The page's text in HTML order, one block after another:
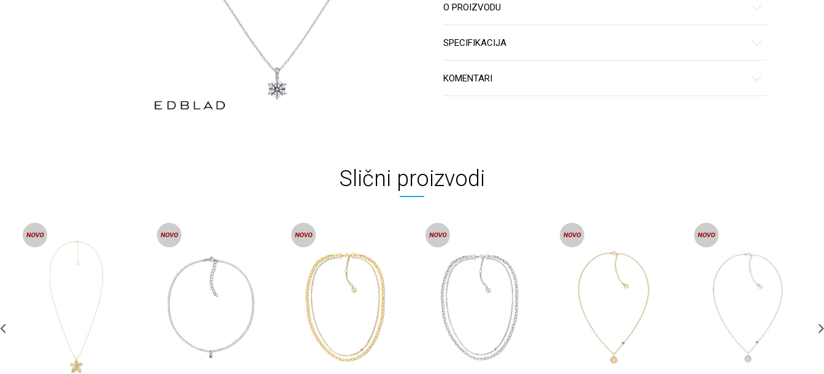
O PROIZVODU
SPECIFIKACIJA
KOMENTARI
Slični proizvodi